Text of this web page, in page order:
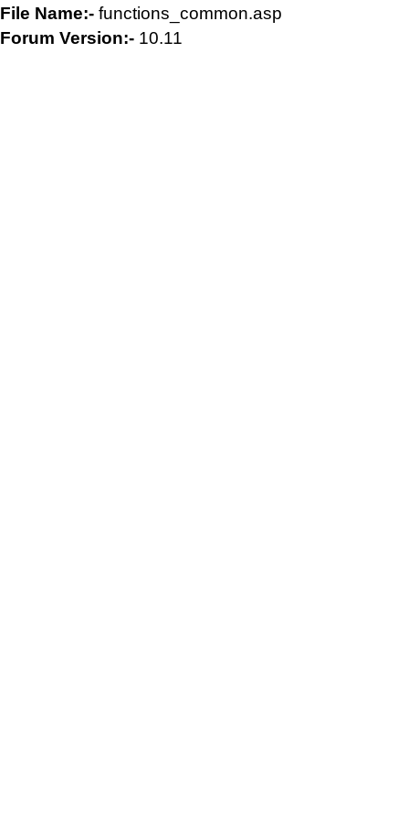
File Name:- functions_common.asp
Forum Version:- 10.11